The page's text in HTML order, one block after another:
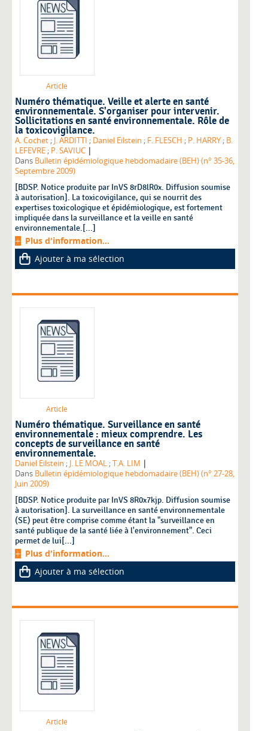
Article
Numéro thématique. Veille et alerte en santé
environnementale. S'organiser pour intervenir.
Sollicitations en santé environnementale. Rôle de
la toxicovigilance.
A. Cochet;J. ARDITTI ; Daniel Eilstein ; F. FLESCH ; P. HARRY; B.
LEFEVRE; P. SAVIUC |
Dans Bulletin épidémiologique hebdomadaire (BEH) (n° 35-36,
Septembre 2009)
[BDSP. Notice produite par InVS 8rD8lR0x. Diffusion soumise
à autorisation]. La toxicovigilance, qui se nourrit des
expertises toxicologique et épidémiologique, est fortement
impliquée dans la surveillance et la veille en santé
environnementale.[...]
Plus d'information...
Ajouter à ma sélection
Article
Numéro thématique. Surveillance en santé
environnementale : mieux comprendre. Les
concepts de surveillance en santé
environnementale.
Daniel Eilstein ;J. LE MOAL;T.A. LIM |
Dans Bulletin épidémiologique hebdomadaire (BEH) (n° 27-28,
Juin 2009)
[BDSP. Notice produite par InVS 8R0x7kjp. Diffusion soumise
à autorisation]. La surveillance en santé environnementale
(SE) peut être comprise comme étant la "surveillance en
santé publique de la santé liée à l'environnement". Ceci
permet de lui[...]
Plus d'information...
Ajouter à ma sélection
Article